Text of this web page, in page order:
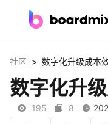
社区资源
下载
社区 > 数字化升级成本
数字化升
195 8